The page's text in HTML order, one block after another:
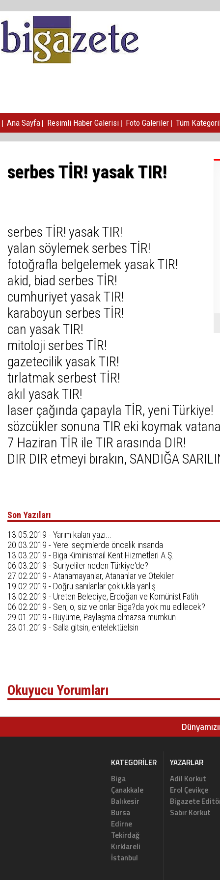
| Ana Sayfa | Resimli Haber Galerisi | Foto Galeriler | Tüm
serbes TİR! yasak TIR!
serbes TİR! yasak TIR!
yalan söylemek serbes TİR!
fotoğrafla belgelemek yasak TIR!
akid, biad serbes TİR!
cumhuriyet yasak TIR!
karaboyun serbes TİR!
can yasak TIR!
mitoloji serbes TİR!
gazetecilik yasak TIR!
tırlatmak serbest TİR!
akıl yasak TIR!
laser çağında çapayla TİR, yeni Türkiye!
sözcükler sonuna TIR eki koymak
7 Haziran TİR ile TIR arasında DIR!
DIR DIR etmeyi bırakın, SANDIĞA
Son Yazıları
13.05.2019 - Yarım kalan yazı...
20.03.2019 - Yerel seçimlerde öncelik insanda
13.03.2019 - Biga Kiminismail Kent Hizmetleri A.Ş.
06.03.2019 - Suriyeliler neden Türkiye'de?
27.02.2019 - Atanamayanlar, Atananlar ve Ötekiler
19.02.2019 - Doğru sanılanlar çoklukla yanlış
13.02.2019 - Üreten Belediye, Erdoğan ve Komünist Fatih
06.02.2019 - Sen, o, siz ve onlar Biga?da yok mu edilecek?
29.01.2019 - Büyüme, Paylaşma olmazsa mümkün
23.01.2019 - Salla gitsin, entelektüelsin
Okuyucu Yorumları
KATEGORILER
Biga
Çanakkale
Balıkesir
Bursa
Edirne
Tekirdağ
Kırklareli
İstanbul
YAZARLAR
Adil Korkut
Erol Çevikçe
Bigazete
Sabır Korkut